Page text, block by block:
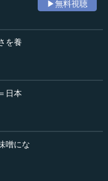
うございます。「民主
ッツTV」で橋爪大三郎先
民主主義についての講義
。なぜ法の支配が大事
説明いただいた、アメリ
、プロテスタントの方が
のを信じています」と全
ニティを作っていると。
▶無料視聴
を養
日本
噌にな